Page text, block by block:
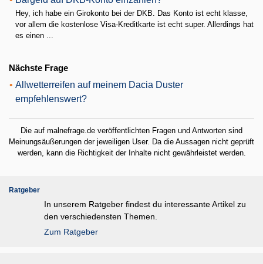
Hey, ich habe ein Girokonto bei der DKB. Das Konto ist echt klasse,
vor allem die kostenlose Visa-Kreditkarte ist echt super. Allerdings hat
es einen ...
Nächste Frage
• Allwetterreifen auf meinem Dacia Duster
empfehlenswert?
Die auf malnefrage.de veröffentlichten Fragen und Antworten sind
Meinungsäußerungen der jeweiligen User. Da die Aussagen nicht geprüft
werden, kann die Richtigkeit der Inhalte nicht gewährleistet werden.
Ratgeber
In unserem Ratgeber findest du interessante Artikel zu
den verschiedensten Themen.
Zum Ratgeber